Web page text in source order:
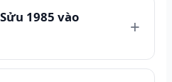
1985 vào